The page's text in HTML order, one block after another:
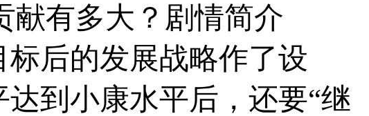
献有多大？剧情简介
后的发展战略作了设
到小康水平后，还要“继